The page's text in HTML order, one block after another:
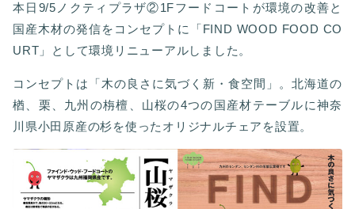
本日9/5ノクティプラザ②1Fフードコートが環境の改善と
国産木材の発信をコンセプトに「FIND WOOD FOOD CO
URT」として環境リニューアルしました。
コンセプトは「木の良さに気づく新・食空間」。北海道の
楢、栗、九州の栴檀、山桜の4つの国産材テーブルに神奈
川県小田原産の杉を使ったオリジナルチェアを設置。